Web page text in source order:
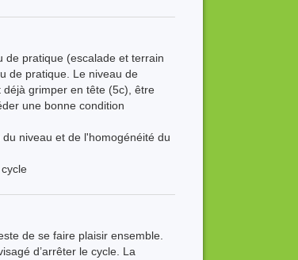
de pratique (escalade et terrain
de pratique. Le niveau de
grimper en tête (5c), être
une bonne condition
niveau et de l'homogénéité du
de se faire plaisir ensemble.
d’arrêter le cycle. La